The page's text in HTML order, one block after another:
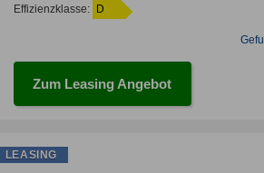
Effizienzklasse:
D
Zum Leasing Angebot
LEASING